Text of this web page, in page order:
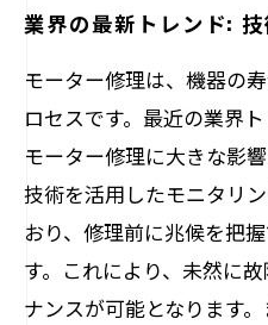
業界の最新トレンド:
モーター修理は、機器の
ロセスです。最近の業界
モーター修理に大きな影
技術を活用したモニタリ
おり、修理前に兆候を把
す。これにより、未然に
ナンスが可能となります